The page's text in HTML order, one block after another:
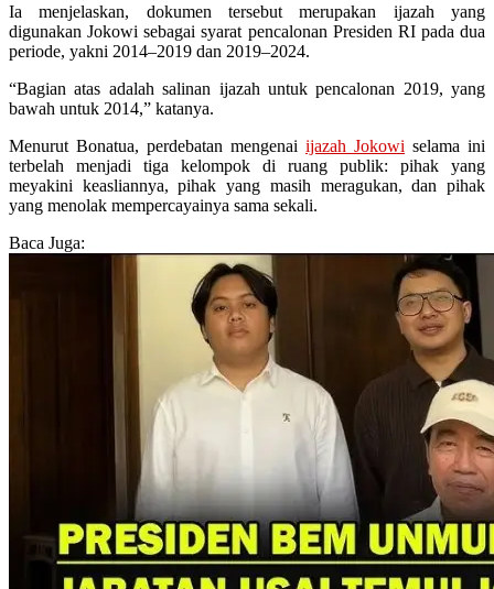
Ia menjelaskan, dokumen tersebut merupakan ijazah yang
digunakan Jokowi sebagai syarat pencalonan Presiden RI pada dua
periode, yakni 2014–2019 dan 2019–2024.
“Bagian atas adalah salinan ijazah untuk pencalonan 2019, yang
bawah untuk 2014,” katanya.
Menurut Bonatua, perdebatan mengenai ijazah Jokowi selama ini
terbelah menjadi tiga kelompok di ruang publik: pihak yang
meyakini keasliannya, pihak yang masih meragukan, dan pihak
yang menolak mempercayainya sama sekali.
Baca Juga: